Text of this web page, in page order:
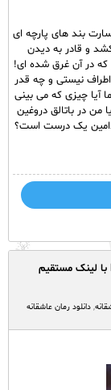
بند های پارچه ای
و قادر به دیدن
که در آن غرق شده ای!
نیستی و چه قدر
آیا چیزی که می بینی
در باتالق دروغین
کدامین یک درست است؟
, دانلود رمان عاشقانه